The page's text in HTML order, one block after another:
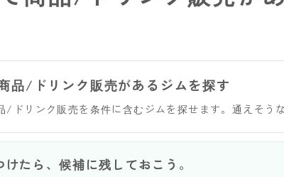
品/ドリンク販売があるジムを探す
/ドリンク販売を条件に含むジムを探せます。通えそう
けたら、候補に残しておこう。